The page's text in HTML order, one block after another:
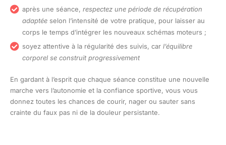
après une séance, respectez une période de récupération
adaptée selon l’intensité de votre pratique, pour laisser au
corps le temps d’intégrer les nouveaux schémas moteurs ;
soyez attentive à la régularité des suivis, car l’équilibre
corporel se construit progressivement
En gardant à l’esprit que chaque séance constitue une nouvelle
marche vers l’autonomie et la confiance sportive, vous vous
donnez toutes les chances de courir, nager ou sauter sans
crainte du faux pas ni de la douleur persistante.